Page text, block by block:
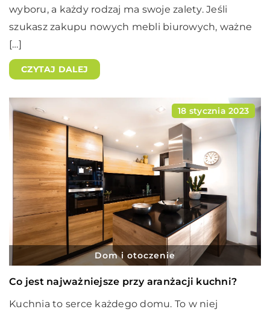
wyboru, a każdy rodzaj ma swoje zalety. Jeśli
szukasz zakupu nowych mebli biurowych, ważne
[…]
CZYTAJ DALEJ
18 stycznia 2023
Dom i otoczenie
Co jest najważniejsze przy aranżacji kuchni?
Kuchnia to serce każdego domu. To w niej